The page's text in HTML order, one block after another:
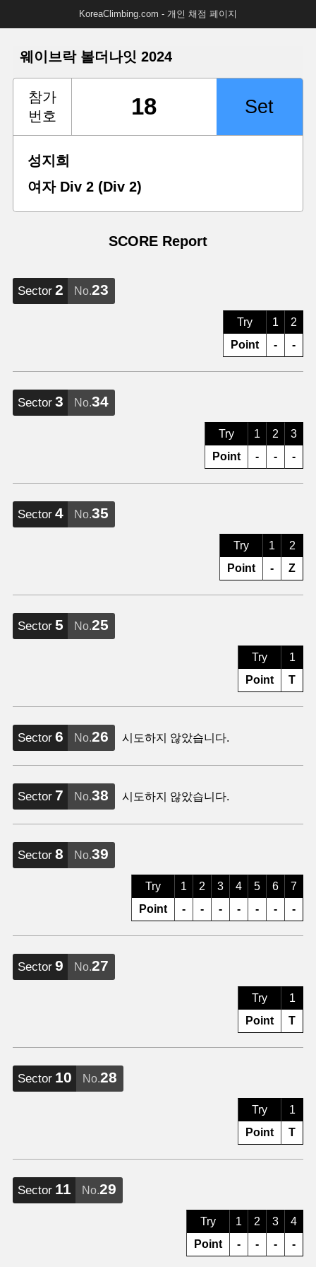
KoreaClimbing.com - 개인 채점 페이지
웨이브락 볼더나잇 2024
참가
번호
성지희
여자 Div 2 (Div 2)
SCORE Report
Sector 2 No.23
Try
Point
1
-
2
-
Sector 3 No.34
Try
Point
1
-
2
-
3
-
Sector 4 No.35
Try
Point
1
-
2
Z
Sector 5 No.25
Try
Point
1
T
Sector 6 No.26 시도하지 않았습니다.
Sector 7 No.38 시도하지 않았습니다.
Sector 8 No.39
Try
Point
1
-
2
-
3
-
4
-
5
-
6
-
7
-
Sector 9 No.27
Try
Point
1
T
Sector 10 No.28
Try
Point
1
T
Sector 11 No.29
Try
Point
1
-
2
-
3
-
4
-